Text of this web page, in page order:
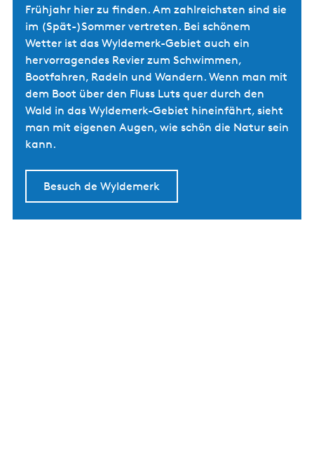
Frühjahr hier zu finden. Am zahlreichsten sind sie
im (Spät-)Sommer vertreten. Bei schönem
Wetter ist das Wyldemerk-Gebiet auch ein
hervorragendes Revier zum Schwimmen,
Bootfahren, Radeln und Wandern. Wenn man mit
dem Boot über den Fluss Luts quer durch den
Wald in das Wyldemerk-Gebiet hineinfährt, sieht
man mit eigenen Augen, wie schön die Natur sein
kann.
Besuch de Wyldemerk